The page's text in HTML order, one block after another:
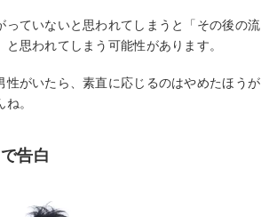
っていないと思われてしまうと「その後の流
思われてしまう可能性があります。
性がいたら、素直に応じるのはやめたほうが
。
告白